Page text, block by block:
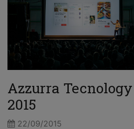
Azzurra
2015
22/09/2015